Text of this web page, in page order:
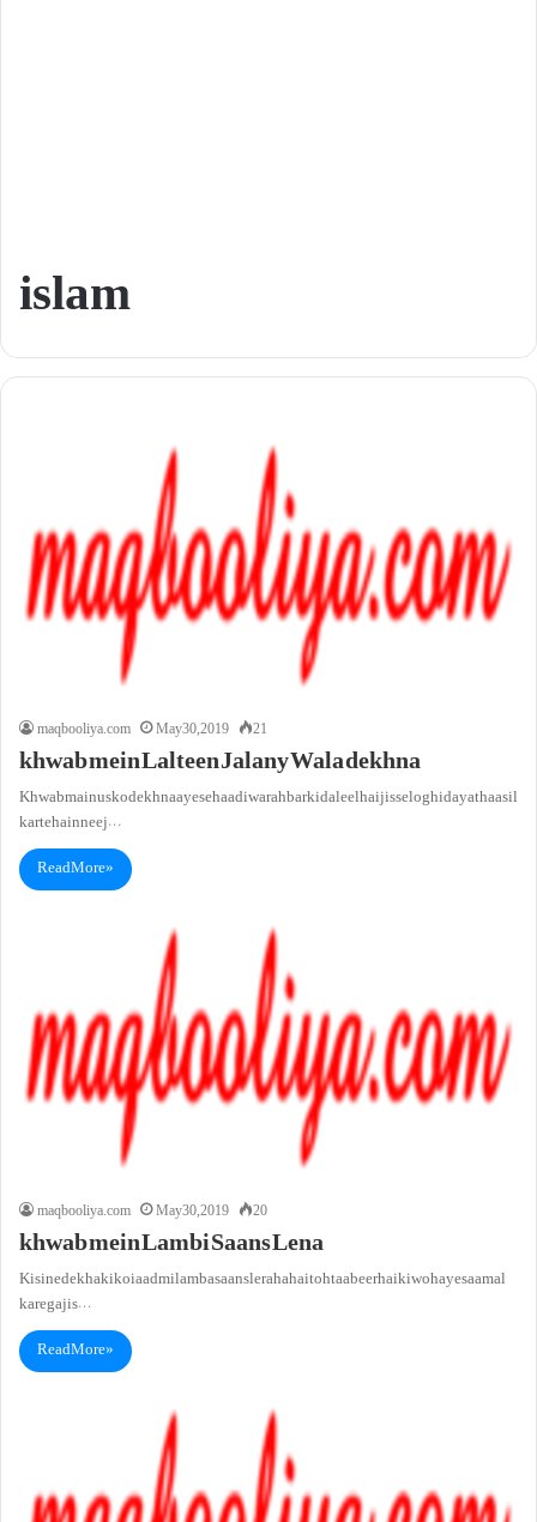
islam
maqbooliya.com May 30, 2019 21
khwab mein Lalteen Jalany Wala dekhna
Khwab main us ko dekhna ayese haadi wa rahbar ki daleel hai jis se log hidayat haasil
karte hain neej…
Read More »
maqbooliya.com May 30, 2019 20
khwab mein Lambi Saans Lena
Kisi ne dekha ki koi aadmi lamba saans le raha hai toh taabeer hai ki woh ayesa amal
karega jis…
Read More »